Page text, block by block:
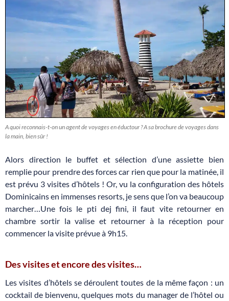
A quoi reconnais-t-on un agent de voyages en éductour ? A sa brochure de voyages dans
la main, bien sûr !
Alors direction le buffet et sélection d’une assiette bien
remplie pour prendre des forces car rien que pour la matinée, il
est prévu 3 visites d’hôtels ! Or, vu la configuration des hôtels
Dominicains en immenses resorts, je sens que l’on va beaucoup
marcher…Une fois le pti dej fini, il faut vite retourner en
chambre sortir la valise et retourner à la réception pour
commencer la visite prévue à 9h15.
Des visites et encore des visites…
Les visites d’hôtels se déroulent toutes de la même façon : un
cocktail de bienvenu, quelques mots du manager de l’hôtel ou